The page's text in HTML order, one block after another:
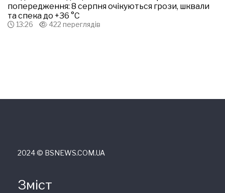
попередження: 8 серпня очікуються грози, шквали
та спека до +36 °С
13:26 422 переглядів
2024 © ВSNEWS.COM.UA
Зміст